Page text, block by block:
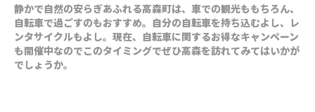
静かで自然の安らぎあふれる高森町は、車での観光ももちろん、
自転車で過ごすのもおすすめ。自分の自転車を持ち込むよし、レ
ンタサイクルもよし。現在、自転車に関するお得なキャンペーン
も開催中なのでこのタイミングでぜひ高森を訪れてみてはいかが
でしょうか。